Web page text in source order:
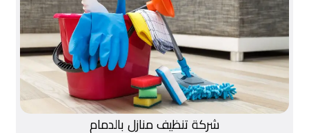
شركة تنظيف منازل بالدمام